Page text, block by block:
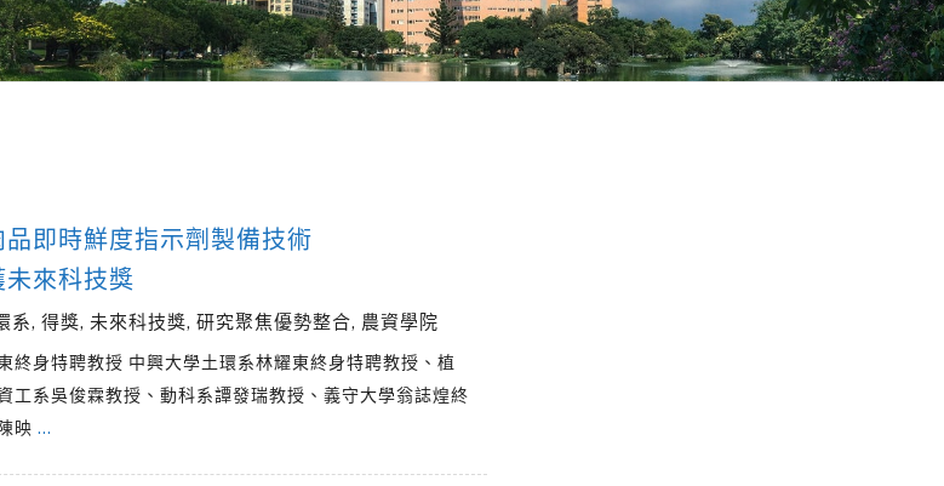
即時鮮度指示劑製備技術
來科技獎
系, 得獎, 未來科技獎, 研究聚焦優勢整合, 農資學院
終身特聘教授 中興大學土環系林耀東終身特聘教授、植
工系吳俊霖教授、動科系譚發瑞教授、義守大學翁誌煌終
映 …